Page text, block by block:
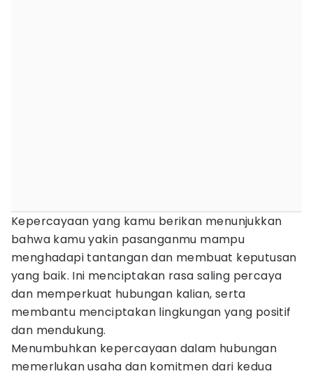
Kepercayaan yang kamu berikan menunjukkan
bahwa kamu yakin pasanganmu mampu
menghadapi tantangan dan membuat keputusan
yang baik. Ini menciptakan rasa saling percaya
dan memperkuat hubungan kalian, serta
membantu menciptakan lingkungan yang positif
dan mendukung.
Menumbuhkan kepercayaan dalam hubungan
memerlukan usaha dan komitmen dari kedua